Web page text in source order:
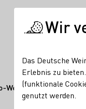
Weingut Schönhals
Wir
Das Deutsche
Erlebnis zu
(funktionale
genutzt werden.